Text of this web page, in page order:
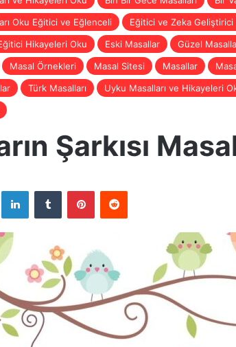
Oku Eğitici ve Eğlenceli
Eğitici ve Zeka Geliştirici
Hikayeleri Oku
Eski Masallar Güzel
Masal Örnekleri Masal Sitesi Masallar
Türk Masalları Uyku Masalları ve Hikayeleri
Şarkısı
LinkedInTumblr PinterestReddit